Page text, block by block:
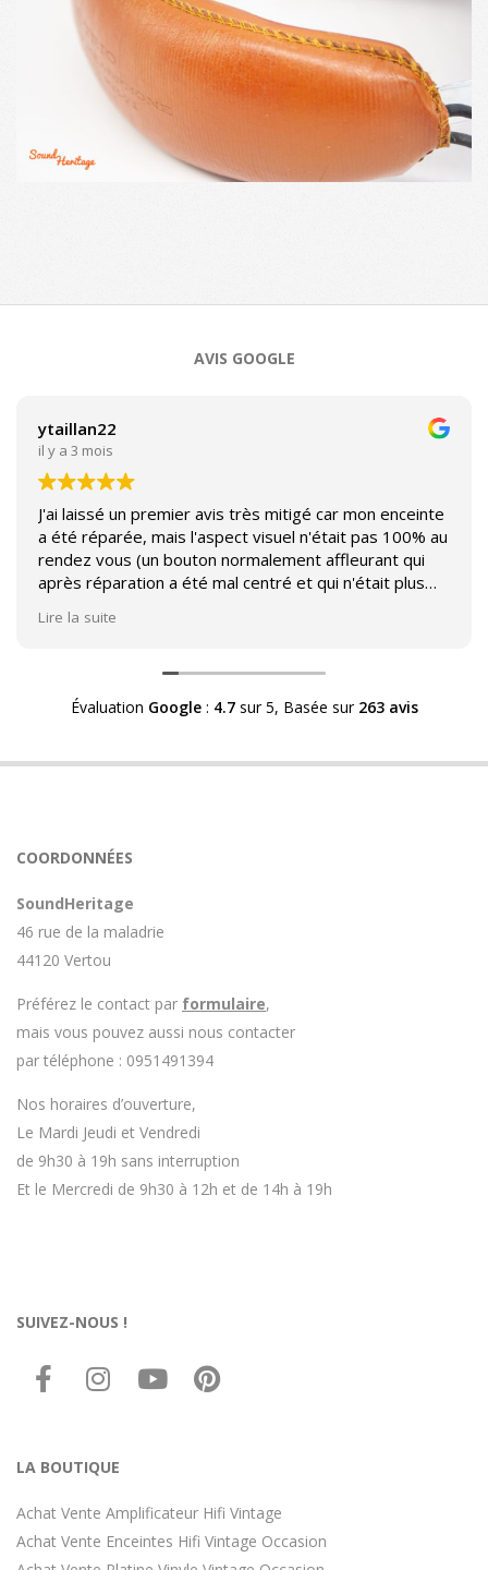
AVIS GOOGLE
ytaillan22
il y a 3 mois
J'ai laissé un premier avis très mitigé car mon enceinte
a été réparée, mais l'aspect visuel n'était pas 100% au
rendez vous (un bouton normalement affleurant qui
après réparation a été mal centré et qui n'était plus
Héritage afin d'échanger sur mon expérience et on
m'a fourni des explications sur le pourquoi cet aspect
visuel.
enceinte n'est plus fabriqué (et donc vendu) et que
Avoir ce genre d'explication est utile et valorisant pour
rendez le matériel.
Lire la suite
Évaluation Google: 4.7sur 5, Basée sur 263 avis
COORDONNÉES
SoundHeritage
46 rue de la maladrie
44120 Vertou
Préférez le contact par formulaire,
mais vous pouvez aussi nous contacter
par téléphone : 0951491394
Nos horaires d’ouverture,
Le Mardi Jeudi et Vendredi
de 9h30 à 19h sans interruption
Et le Mercredi de 9h30 à 12h et de 14h à 19h
SUIVEZ-NOUS !
LA BOUTIQUE
Achat Vente Amplificateur Hifi Vintage
Achat Vente Enceintes Hifi Vintage Occasion